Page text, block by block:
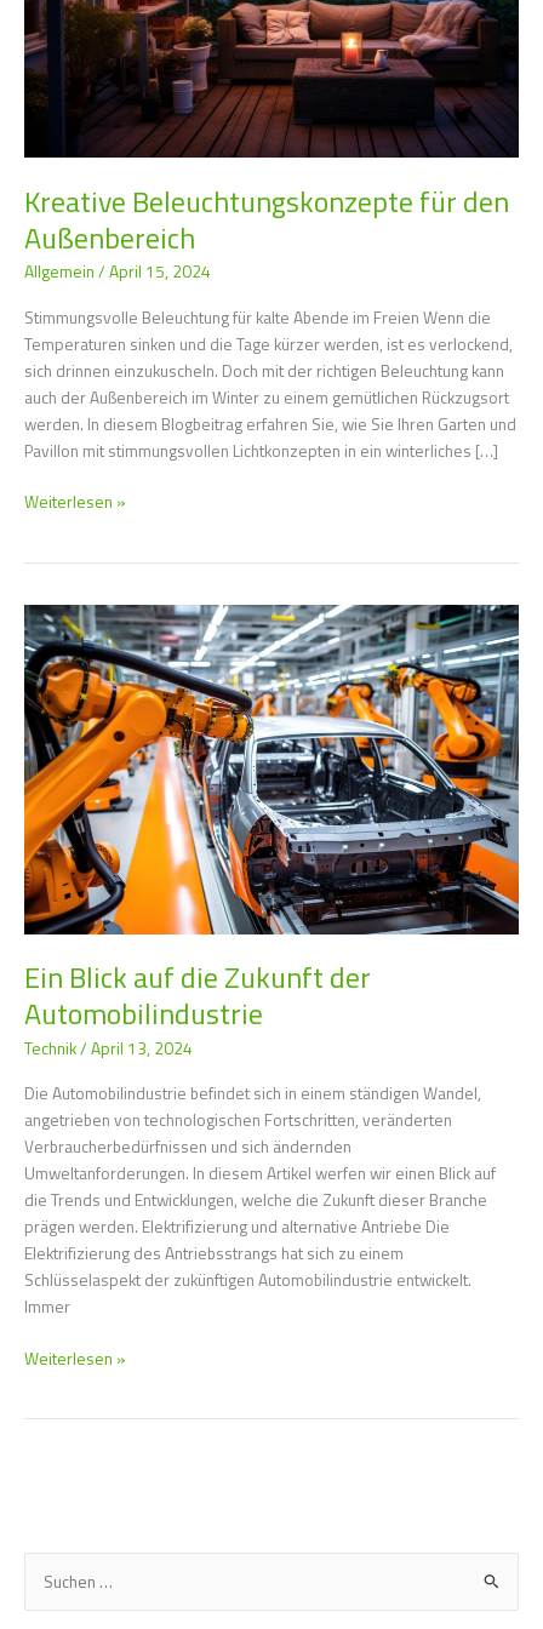
u
Kreative Beleuchtungskonzepte für den
Außenbereich
Allgemein / April 15, 2024
Stimmungsvolle Beleuchtung für kalte Abende im Freien Wenn die
Temperaturen sinken und die Tage kürzer werden, ist es verlockend,
sich drinnen einzukuscheln. Doch mit der richtigen Beleuchtung kann
auch der Außenbereich im Winter zu einem gemütlichen Rückzugsort
werden. In diesem Blogbeitrag erfahren Sie, wie Sie Ihren Garten und
Pavillon mit stimmungsvollen Lichtkonzepten in ein winterliches […]
Weiterlesen »
Ein Blick auf die Zukunft der
Automobilindustrie
Technik/ April 13, 2024
Die Automobilindustrie befindet sich in einem ständigen Wandel,
angetrieben von technologischen Fortschritten, veränderten
Verbraucherbedürfnissen und sich ändernden
Umweltanforderungen. In diesem Artikel werfen wir einen Blick auf
die Trends und Entwicklungen, welche die Zukunft dieser Branche
prägen werden. Elektrifizierung und alternative Antriebe Die
Elektrifizierung des Antriebsstrangs hat sich zu einem
Schlüsselaspekt der zukünftigen Automobilindustrie entwickelt.
Immer
Ein
Blick
auf
die
Zukunft
der
Automobilindustrie
Weiterlesen »